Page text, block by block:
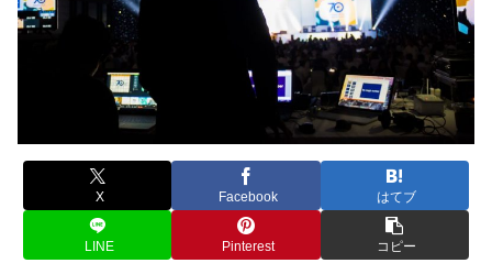
X Facebook はてブ
LINE Pinterest コピー